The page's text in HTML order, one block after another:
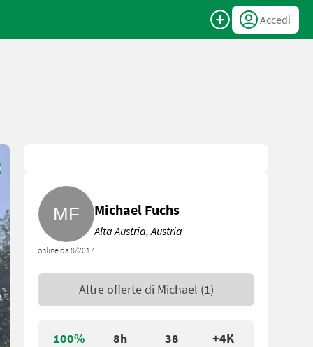
Accedi
100% 8h 38 +4K
online da 8/2017
Michael Fuchs
Alta Austria, Austria
Altre offerte di Michael (1)